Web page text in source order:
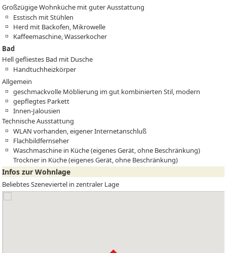
Großzügige Wohnküche mit guter Ausstattung
Esstisch mit Stühlen
Herd mit Backofen, Mikrowelle
Kaffeemaschine, Wasserkocher
Bad
Hell gefliestes Bad mit Dusche
Handtuchheizkörper
Allgemein
geschmackvolle Möblierung im gut kombinierten Stil, modern
gepflegtes Parkett
Innen-Jalousien
Technische Ausstattung
WLAN vorhanden, eigener Internetanschluß
Flachbildfernseher
Waschmaschine in Küche (eigenes Gerät, ohne Beschränkung)
Trockner in Küche (eigenes Gerät, ohne Beschränkung)
Infos zur Wohnlage
Beliebtes Szeneviertel in zentraler Lage